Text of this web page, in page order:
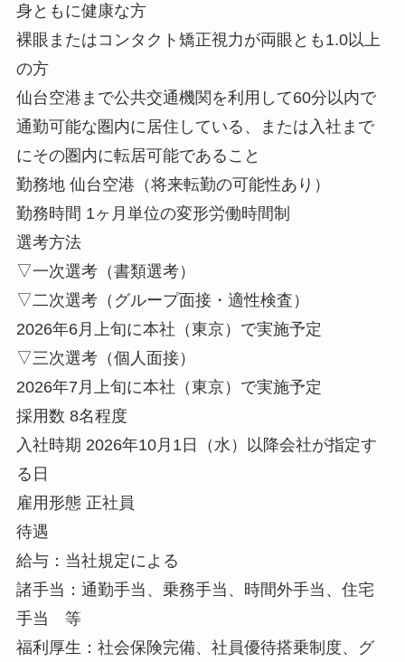
身ともに健康な方
裸眼またはコンタクト矯正視力が両眼とも1.0以上
の方
仙台空港まで公共交通機関を利用して60分以内で
通勤可能な圏内に居住している、または入社まで
にその圏内に転居可能であること
勤務地 仙台空港（将来転勤の可能性あり）
勤務時間 1ヶ月単位の変形労働時間制
選考方法
▽一次選考（書類選考）
▽二次選考（グループ面接・適性検査）
2026年6月上旬に本社（東京）で実施予定
▽三次選考（個人面接）
2026年7月上旬に本社（東京）で実施予定
採用数 8名程度
入社時期 2026年10月1日（水）以降会社が指定す
る日
雇用形態 正社員
待遇
給与：当社規定による
諸手当：通勤手当、乗務手当、時間外手当、住宅
手当 等
福利厚生：社会保険完備、社員優待搭乗制度、グ